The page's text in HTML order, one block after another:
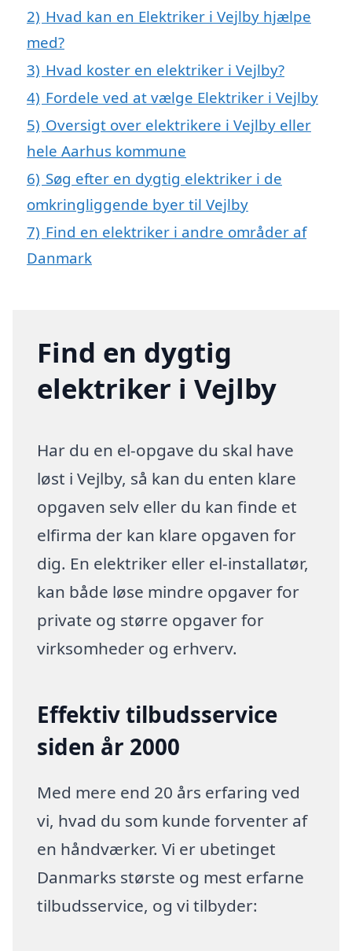
2) Hvad kan en Elektriker i Vejlby hjælpe
med?
3) Hvad koster en elektriker i Vejlby?
4) Fordele ved at vælge Elektriker i Vejlby
5) Oversigt over elektrikere i Vejlby eller
hele Aarhus kommune
6) Søg efter en dygtig elektriker i de
omkringliggende byer til Vejlby
7) Find en elektriker i andre områder af
Danmark
Find en dygtig
elektriker i Vejlby
Har du en el-opgave du skal have
løst i Vejlby, så kan du enten klare
opgaven selv eller du kan finde et
elfirma der kan klare opgaven for
dig. En elektriker eller el-installatør,
kan både løse mindre opgaver for
private og større opgaver for
virksomheder og erhverv.
Effektiv tilbudsservice
siden år 2000
Med mere end 20 års erfaring ved
vi, hvad du som kunde forventer af
en håndværker. Vi er ubetinget
Danmarks største og mest erfarne
tilbudsservice, og vi tilbyder: